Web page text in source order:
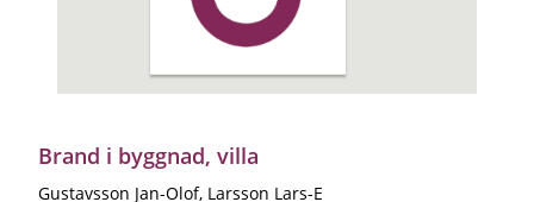
Brand i byggnad, villa
Gustavsson Jan-Olof, Larsson Lars-E